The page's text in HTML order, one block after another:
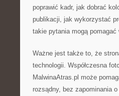
poprawić kadr, jak dobrać
publikacji, jak wykorzystać
takie pytania mogą pomagać
Ważne jest także to, że
technologii. Współczesna
MalwinaAtras.pl może
rozsądny, bez zapominania